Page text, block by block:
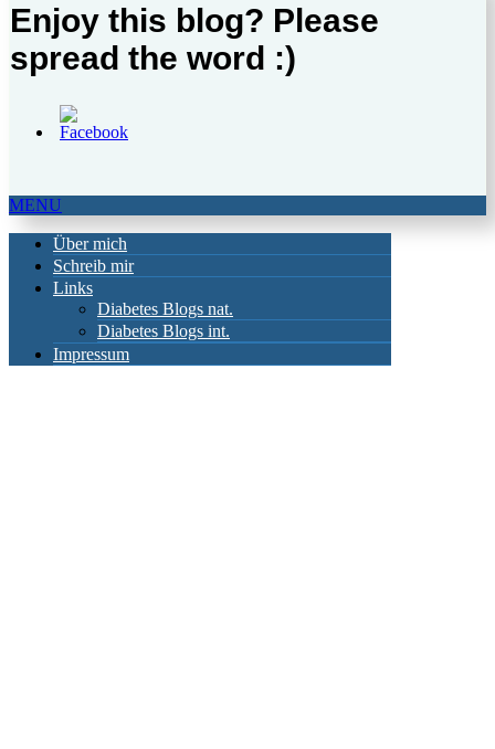
Enjoy this blog? Please
spread the word :)
MENU
Über mich
Schreib mir
Links
Diabetes Blogs nat.
Diabetes Blogs int.
Impressum